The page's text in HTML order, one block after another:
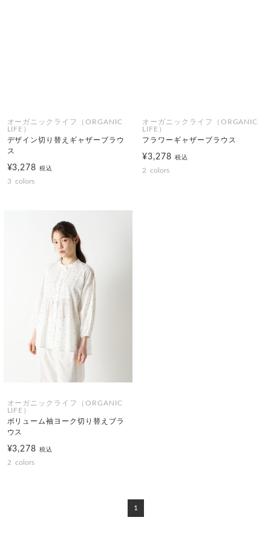
オーガニックライフ（ORGANIC
LIFE）
デザイン切り替えギャザーブラウ
ス
¥3,278税込
3 colors
オーガニックライフ（ORGANIC
LIFE）
フラワーギャザーブラウス
¥3,278 税込
2 colors
オーガニックライフ（ORGANIC
LIFE）
ボリューム袖ヨーク切り替えブラ
ウス
¥3,278税込
2 colors
1